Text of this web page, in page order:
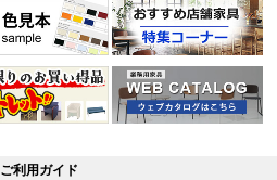
ご利用ガイド